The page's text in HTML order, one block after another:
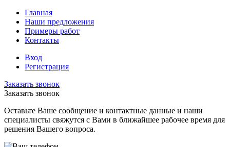
Главная
Наши предложения
Примеры работ
Контакты
Вход
Регистрация
Заказать звонок
Заказать звонок
Оставьте Ваше сообщение и контактные данные и наши
специалисты свяжутся с Вами в ближайшее рабочее время для
решения Вашего вопроса.